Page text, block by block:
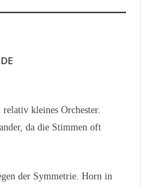
kleines Orchester.
da die Stimmen oft
der Symmetrie. Horn in